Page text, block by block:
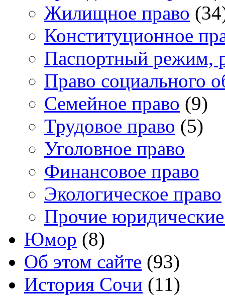
Жилищное право
Конституционное
Паспортный режим,
Право социального
Семейное право (9)
Трудовое право (5)
Уголовное право
Финансовое право
Экологическое право
Прочие
Юмор (8)
Об этом сайте (93)
История Сочи (11)